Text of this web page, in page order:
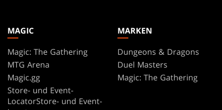
MAGIC
Magic: The Gathering
MTG Arena
Magic.gg
Store- und Event-
LocatorStore- und Event-
MARKEN
Dungeons & Dragons
Duel Masters
Magic: The Gathering